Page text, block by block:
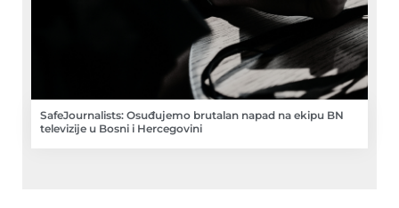
SafeJournalists: Osuđujemo brutalan napad na ekipu BN
televizije u Bosni i Hercegovini